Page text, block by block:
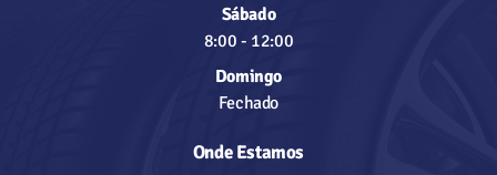
Sábado
8:00 - 12:00
Domingo
Fechado
Onde Estamos